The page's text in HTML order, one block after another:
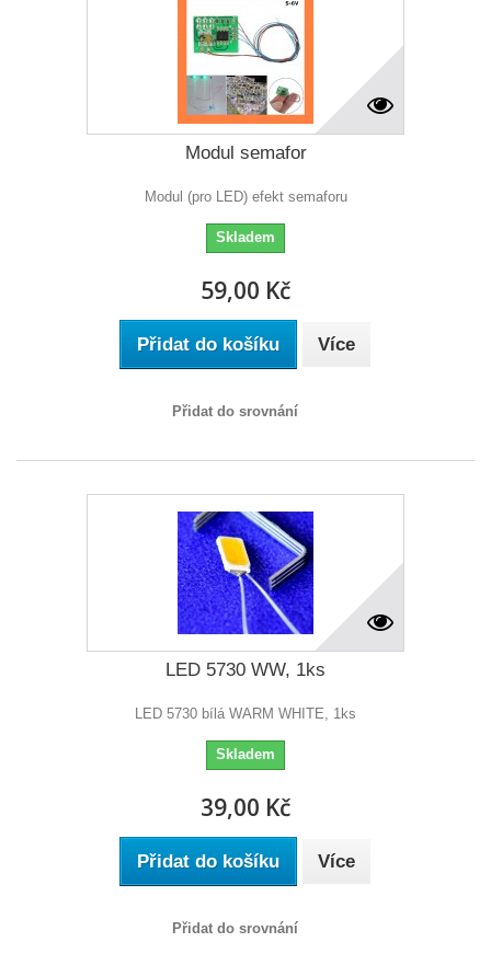
Modul semafor
Modul (pro LED) efekt semaforu
Skladem
59,00 Kč
Přidat do košíku Více
Přidat do srovnání
LED 5730 WW, 1ks
LED 5730 bílá WARM WHITE, 1ks
Skladem
39,00 Kč
Přidat do košíku Více
Přidat do srovnání